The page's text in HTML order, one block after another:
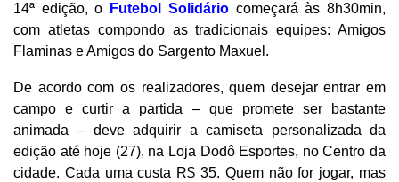
14ª edição, o
Futebol Solidáriocomeçará às 8h30min,
com atletas compondo as tradicionais equipes: Amigos
Flaminas e Amigos do Sargento Maxuel.
De acordo com os realizadores, quem desejar entrar em
campo e curtir a partida – que promete ser bastante
animada – deve adquirir a camiseta personalizada da
edição até hoje (27), na Loja Dodô Esportes, no Centro da
cidade. Cada uma custa R$ 35. Quem não for jogar, mas